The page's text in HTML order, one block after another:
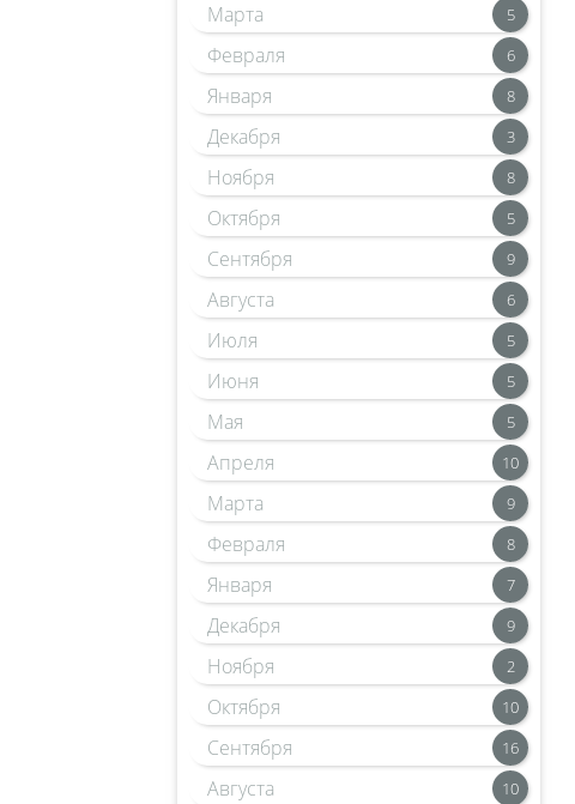
Марта 5
Февраля 6
Января 8
Декабря 3
Ноября 8
Октября 5
Сентября 9
Августа 6
Июля 5
Июня 5
Мая 5
Апреля 10
Марта 9
Февраля 8
Января 7
Декабря 9
Ноября 2
Октября 10
Сентября 16
Августа 10